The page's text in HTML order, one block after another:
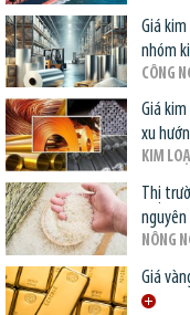
Giá
nhóm
CÔNG
Giá
xu
KIM
Thị
nguyên
NÔNG
Giá